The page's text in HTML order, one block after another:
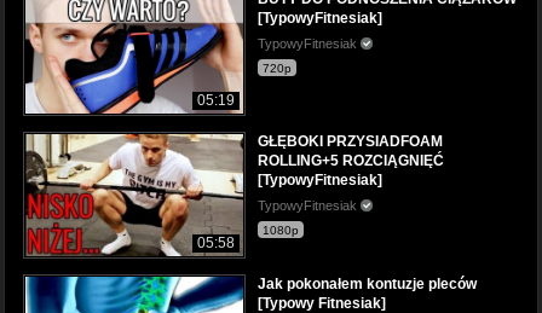
05:19
[TypowyFitnesiak]
TypowyFitnesiak
720p
05:58
GŁĘBOKI PRZYSIADFOAM
ROLLING+5 ROZCIĄGNIĘĆ
[TypowyFitnesiak]
TypowyFitnesiak
1080p
Jak pokonałem kontuzje pleców
[Typowy Fitnesiak]